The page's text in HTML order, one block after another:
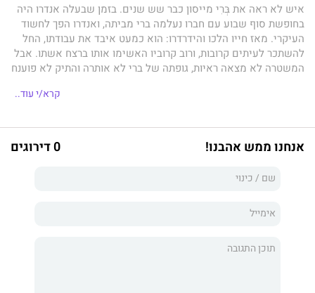
איש לא ראה את בְּרִי מייסון כבר שש שנים. בזמן שבעלה אנדרו היה
בחופשת סוף שבוע עם חברו נעלמה ברי מביתה, ואנדרו הפך לחשוד
העיקרי. מאז חייו הלכו והידרדרו: הוא כמעט איבד את עבודתו, החל
להשתכר לעיתים קרובות, ורוב קרוביו האשימו אותו ברצח אשתו. אבל
המשטרה לא מצאה ראיות, גופתה של ברי לא אותרה והתיק לא פוענח
מאחוריו, אישה שנראית בדיוק כמו ברי מופיעה במקום שבו גרו יחד.
האחראית על המקרה חוזרת עם שאלות ואצבעות מאשימות כלפי
בפרשה.
הייתה? ולמה לא יצרה קשר עם אף אחד?
קרא/י עוד..
אנחנו ממש אהבנו! 0 דירוגים